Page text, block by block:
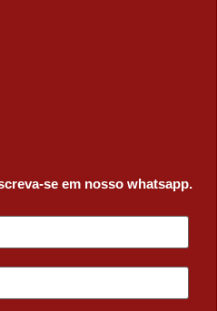
se em nosso whatsapp.